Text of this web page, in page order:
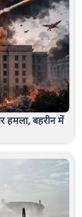
हमला, बहरीन में